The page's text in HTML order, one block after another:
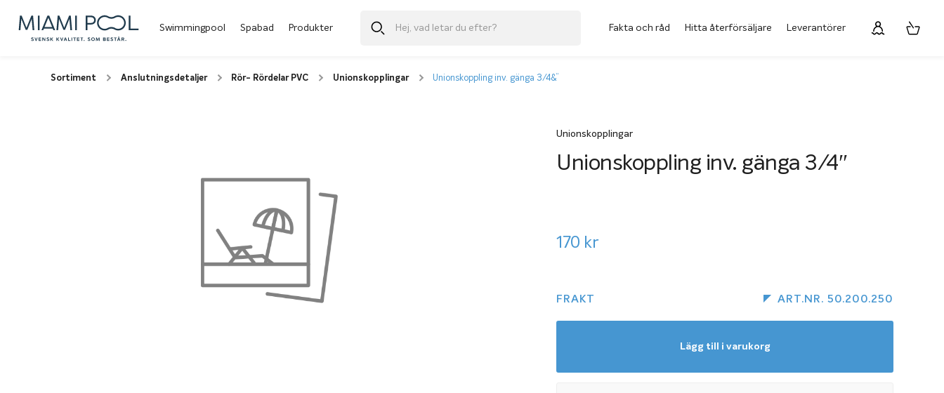
Swimmingpool Spabad Produkter Fakta och råd Hitta återförsäljare Leverantörer
Sortiment Anslutningsdetaljer Rör- Rördelar PVC Unionskopplingar Unionskoppling inv. gänga 3/4&”
Unionskopplingar
Unionskoppling inv. gänga 3/4″
170 kr
FRAKT ART.NR. 50.200.250
Lägg till i varukorg